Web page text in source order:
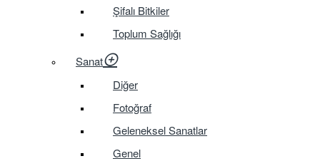
Şifalı Bitkiler
Toplum Sağlığı
Sanat
Diğer
Fotoğraf
Geleneksel Sanatlar
Genel